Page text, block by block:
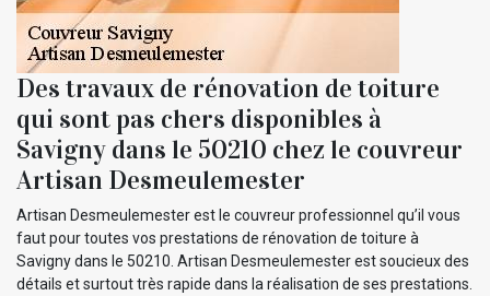
Des travaux de rénovation de toiture
qui sont pas chers disponibles à
Savigny dans le 50210 chez le couvreur
Artisan Desmeulemester
Artisan Desmeulemester est le couvreur professionnel qu’il vous
faut pour toutes vos prestations de rénovation de toiture à
Savigny dans le 50210. Artisan Desmeulemester est soucieux des
détails et surtout très rapide dans la réalisation de ses prestations.